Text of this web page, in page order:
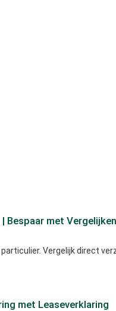
Bespaar met Vergelijken
Vergelijk direct
met Leaseverklaring